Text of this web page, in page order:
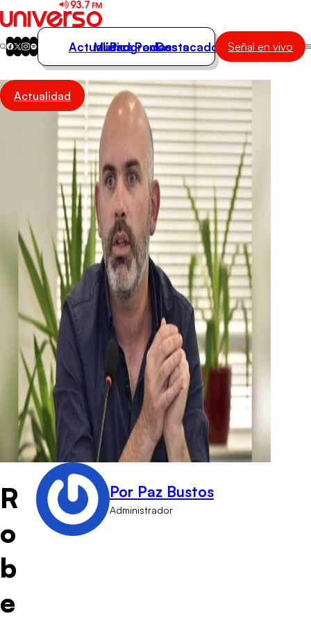
Actualidad
Música
Programas
Podcasts
Destacados
Actualidad
Música
Programas
Podcasts
Destacados Señal en vivo
Actualidad
R
o
b
e
Por Paz Bustos
Administrador